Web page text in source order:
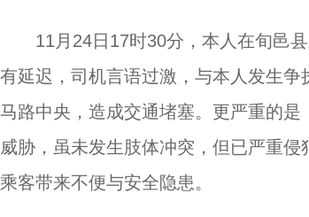
11月24日17时30分，本人在旬邑
有延迟，司机言语过激，与本人发生
马路中央，造成交通堵塞。更严重的
威胁，虽未发生肢体冲突，但已严重
乘客带来不便与安全隐患。